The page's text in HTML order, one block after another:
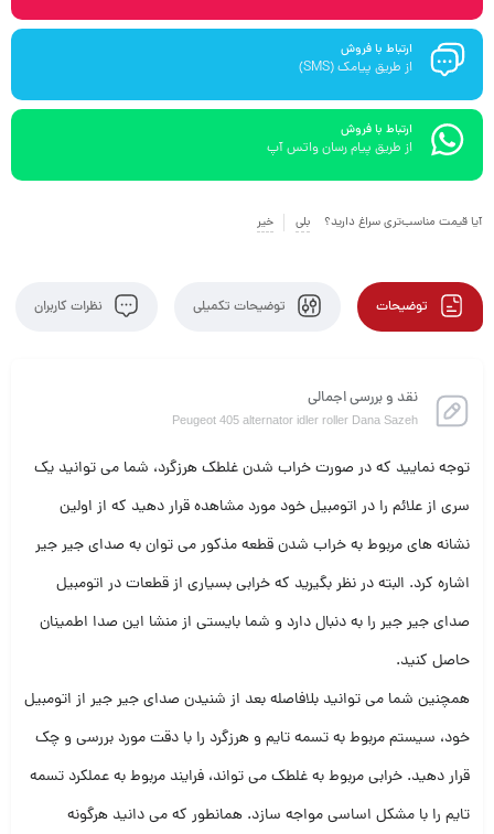
ارتباط با فروش
از طریق پیامک (SMS)
ارتباط با فروش
از طریق پیام رسان واتس آپ
آیا قیمت مناسب‌تری سراغ دارید؟ بلی خیر
توضیحات توضیحات تکمیلی نظرات کاربران
نقد و بررسی اجمالی
Peugeot 405 alternator idler roller Dana Sazeh
توجه نمایید که در صورت خراب شدن غلطک هرزگرد، شما می توانید یک
سری از علائم را در اتومبیل خود مورد مشاهده قرار دهید که از اولین
نشانه های مربوط به خراب شدن قطعه مذکور می توان به صدای جیر جیر
اشاره کرد. البته در نظر بگیرید که خرابی بسیاری از قطعات در اتومبیل
صدای جیر جیر را به دنبال دارد و شما بایستی از منشا این صدا اطمینان
حاصل کنید.
همچنین شما می توانید بلافاصله بعد از شنیدن صدای جیر جیر از اتومبیل
خود، سیستم مربوط به تسمه تایم و هرزگرد را با دقت مورد بررسی و چک
قرار دهید. خرابی مربوط به غلطک می تواند، فرایند مربوط به عملکرد تسمه
تایم را با مشکل اساسی مواجه سازد. همانطور که می دانید هرگونه